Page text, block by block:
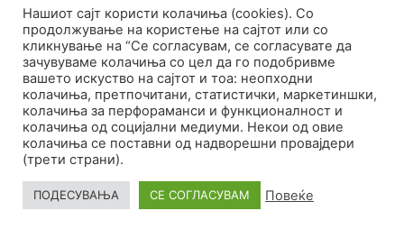
изворот и авторот со вметнување на директна интернет-врска
(линк) до оригиналната содржина на „avtoplus.mk". При
добивање на одобрување од редакцијата за превземање на
текст, може да се превземе само дел од новинарско дело
насловот, придружната фотографија (односно насловната
фотографија) и воведниот дел на текстот, познат како „лид".
Преземање содржини од „avtoplus.mk" надвор од овие услови
не е дозволено и подложи на санкционирање согласно
Законот за авторски и сродни права.
Developed by PROCESS IN. Hosted byGoHost.
Политика за приватност
Политика на колачиња
Нашиот сајт користи колачиња (cookies). Со
продолжување на користење на сајтот или со
кликнување на “Се согласувам, се согласувате да
зачувуваме колачиња со цел да го подобривме
вашето искуство на сајтот и тоа: неопходни
колачиња, претпочитани, статистички, маркетиншки,
колачиња за перфораманси и функционалност и
колачиња од социјални медиуми. Некои од овие
колачиња се поставни од надворешни провајдери
(трети страни).
ПОДЕСУВАЊА СЕ СОГЛАСУВАМ Повеќе